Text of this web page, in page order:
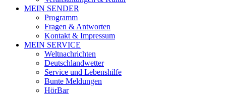
MEIN SENDER
Programm
Fragen & Antworten
Kontakt & Impressum
MEIN SERVICE
Weltnachrichten
Deutschlandwetter
Service und Lebenshilfe
Bunte Meldungen
HörBar